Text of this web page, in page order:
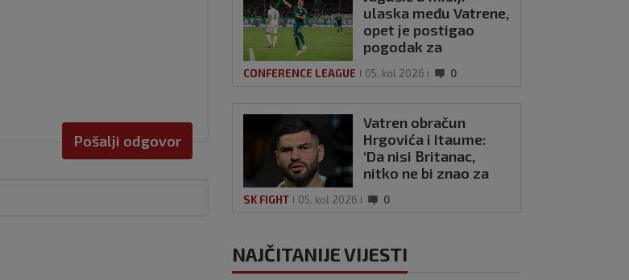
Pošalji odgovor
ulaska među Vatrene,
opet je postigao
pogodak za
CONFERENCE LEAGUE 05. kol 2026 0
Vatren obračun
Hrgovića i Itaume:
‘Da nisi Britanac,
nitko ne bi znao za
nikakav respekt’
SK FIGHT 05. kol 2026 0
NAJČITANIJE VIJESTI